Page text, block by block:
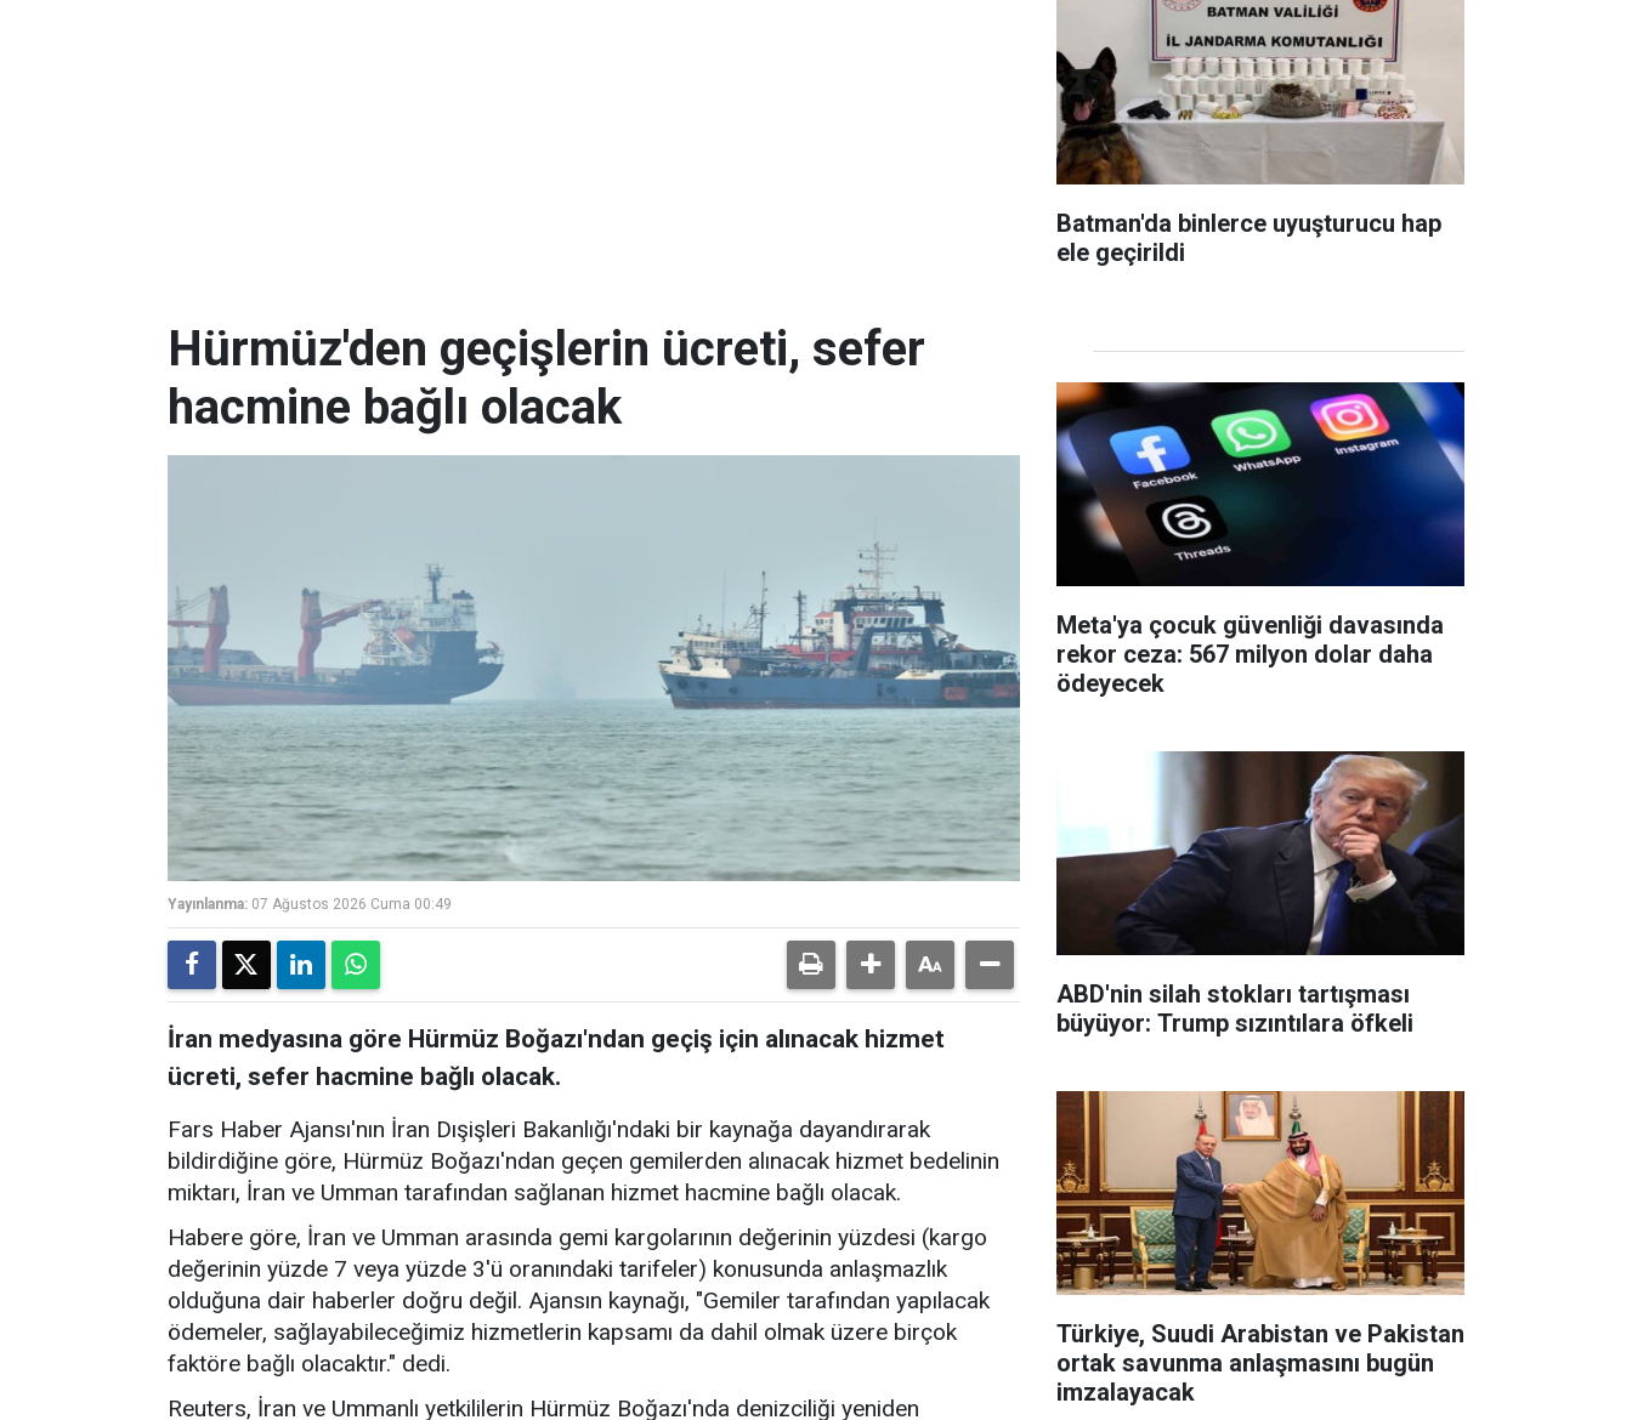
Batman'da binlerce uyuşturucu hap
ele geçirildi
Hürmüz'den geçişlerin ücreti, sefer
hacmine bağlı olacak
Yayınlanma: 07 Ağustos 2026 Cuma 00:49
İran medyasına göre Hürmüz Boğazı'ndan geçiş için alınacak hizmet
ücreti, sefer hacmine bağlı olacak.
Fars Haber Ajansı'nın İran Dışişleri Bakanlığı'ndaki bir kaynağa dayandırarak
bildirdiğine göre, Hürmüz Boğazı'ndan geçen gemilerden alınacak hizmet bedelinin
miktarı, İran ve Umman tarafından sağlanan hizmet hacmine bağlı olacak.
Habere göre, İran ve Umman arasında gemi kargolarının değerinin yüzdesi (kargo
değerinin yüzde 7 veya yüzde 3'ü oranındaki tarifeler) konusunda anlaşmazlık
olduğuna dair haberler doğru değil. Ajansın kaynağı, "Gemiler tarafından yapılacak
ödemeler, sağlayabileceğimiz hizmetlerin kapsamı da dahil olmak üzere birçok
faktöre bağlı olacaktır." dedi.
Reuters, İran ve Ummanlı yetkililerin Hürmüz Boğazı'nda denizciliği yeniden
Meta'ya çocuk güvenliği davasında
rekor ceza: 567 milyon dolar daha
ödeyecek
ABD'nin silah stokları tartışması
büyüyor: Trump sızıntılara öfkeli
Türkiye, Suudi Arabistan ve Pakistan
ortak savunma anlaşmasını bugün
imzalayacak